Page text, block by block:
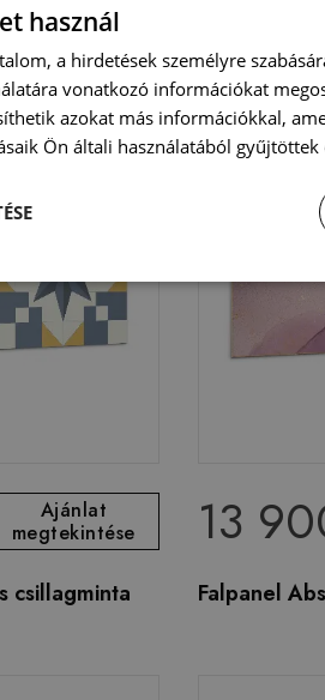
Ajánlat
megtekintése
csillagminta
13
Falpanel
használ
a hirdetések személyre
vonatkozó információkat
azokat más információkkal,
Ön általi használatából gyűjtöttek